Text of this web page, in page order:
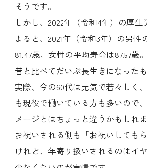
そうです。
しかし、2022年（令和4年）の厚
よると、2021年（令和3年）の男性
81.47歳、女性の平均寿命は87.57歳。
昔と比べてだいぶ長生きになったも
実際、今の60代は元気で若々しく
も現役で働いている方も多いので
メージとはちょっと違うかもしれま
お祝いされる側も「お祝いしても
けれど、年寄り扱いされるのはイ